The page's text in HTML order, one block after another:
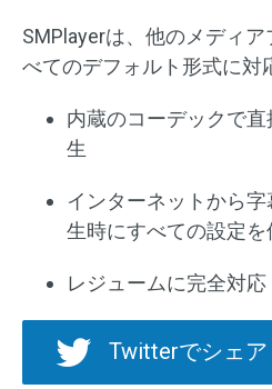
SMPlayerは、他のメディ
べてのデフォルト形式に対
内蔵のコーデックで
生
インターネットから
生時にすべての設定を
レジュームに完全対応
Twitterでシェア